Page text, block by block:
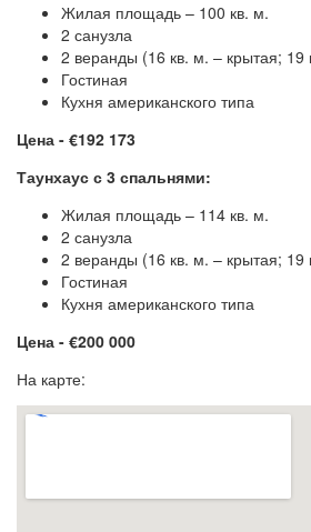
Жилая площадь – 100 кв. м.
2 санузла
2 веранды (16 кв. м. – крытая; 19
Гостиная
Кухня американского типа
Цена - €192 173
Таунхаус с 3 спальнями:
Жилая площадь – 114 кв. м.
2 санузла
2 веранды (16 кв. м. – крытая; 19
Гостиная
Кухня американского типа
Цена - €200 000
На карте: